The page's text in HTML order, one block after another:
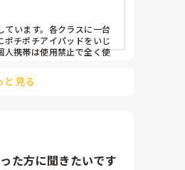
ています。各クラスに一台
ポチポチアイパッドをいじ
人携帯は使用禁止で全く使
と見る
た方に聞きたいです